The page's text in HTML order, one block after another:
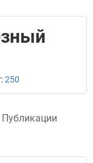
250
Публикации